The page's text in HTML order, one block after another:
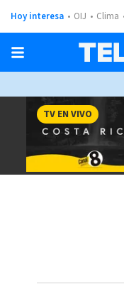
Hoy interesa OIJ Clima
TV EN VIVO